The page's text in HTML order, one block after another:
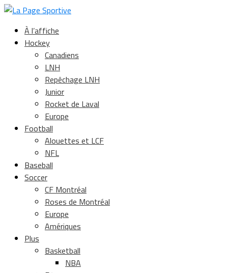
À l’affiche
Hockey
Canadiens
LNH
Repêchage LNH
Junior
Rocket de Laval
Europe
Football
Alouettes et LCF
NFL
Baseball
Soccer
CF Montréal
Roses de Montréal
Europe
Amériques
Plus
Basketball
NBA